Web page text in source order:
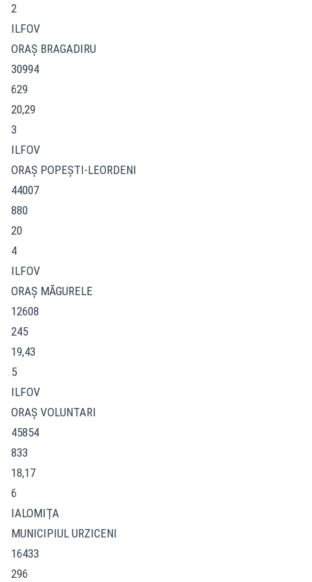
2
ILFOV
ORAŞ BRAGADIRU
30994
629
20,29
3
ILFOV
ORAŞ POPEŞTI-LEORDENI
44007
880
20
4
ILFOV
ORAŞ MĂGURELE
12608
245
19,43
5
ILFOV
ORAŞ VOLUNTARI
45854
833
18,17
6
IALOMIŢA
MUNICIPIUL URZICENI
16433
296